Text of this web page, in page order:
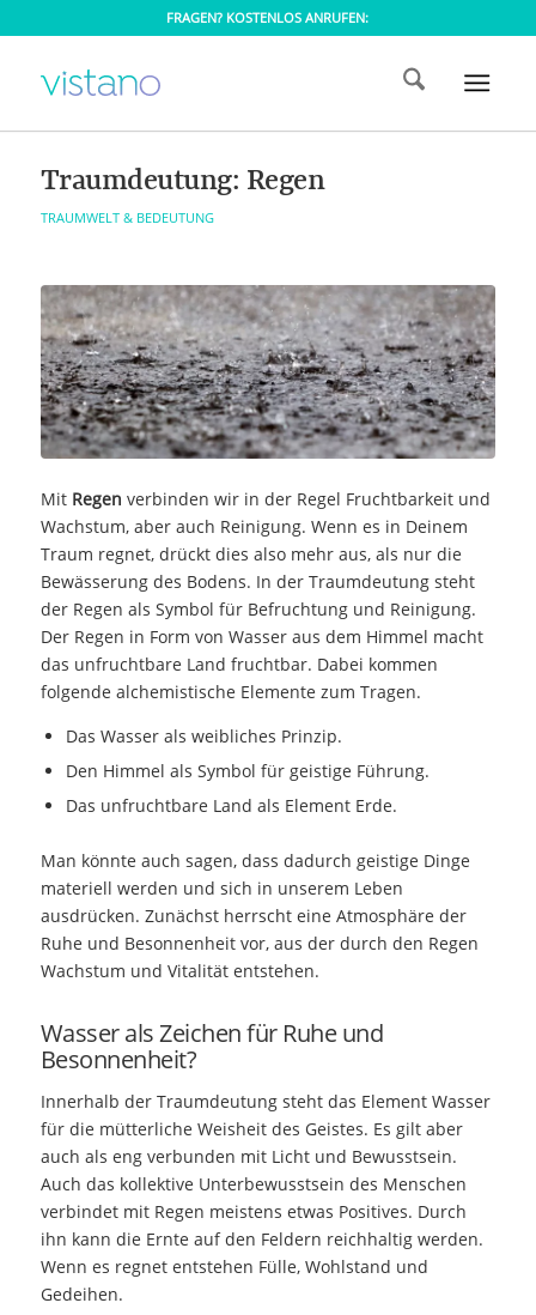
FRAGEN? KOSTENLOS ANRUFEN:
Traumdeutung: Regen
TRAUMWELT & BEDEUTUNG
Mit Regen verbinden wir in der Regel Fruchtbarkeit und
Wachstum, aber auch Reinigung. Wenn es in Deinem
Traum regnet, drückt dies also mehr aus, als nur die
Bewässerung des Bodens. In der Traumdeutung steht
der Regen als Symbol für Befruchtung und Reinigung.
Der Regen in Form von Wasser aus dem Himmel macht
das unfruchtbare Land fruchtbar. Dabei kommen
folgende alchemistische Elemente zum Tragen.
Das Wasser als weibliches Prinzip.
Den Himmel als Symbol für geistige Führung.
Das unfruchtbare Land als Element Erde.
Man könnte auch sagen, dass dadurch geistige Dinge
materiell werden und sich in unserem Leben
ausdrücken. Zunächst herrscht eine Atmosphäre der
Ruhe und Besonnenheit vor, aus der durch den Regen
Wachstum und Vitalität entstehen.
Wasser als Zeichen für Ruhe und
Besonnenheit?
Innerhalb der Traumdeutung steht das Element Wasser
für die mütterliche Weisheit des Geistes. Es gilt aber
auch als eng verbunden mit Licht und Bewusstsein.
Auch das kollektive Unterbewusstsein des Menschen
verbindet mit Regen meistens etwas Positives. Durch
ihn kann die Ernte auf den Feldern reichhaltig werden.
Wenn es regnet entstehen Fülle, Wohlstand und
Gedeihen.